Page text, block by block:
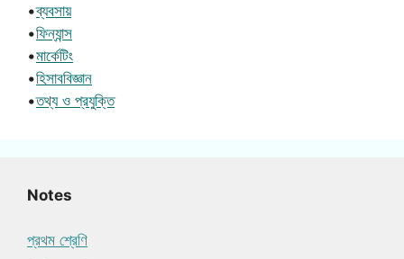
•ব্যবসায়
•ফিন্যান্স
•মার্কেটিং
•হিসাববিজ্ঞান
•তথ্য ও প্রযুক্তি
Notes
প্রথম শ্রেণি